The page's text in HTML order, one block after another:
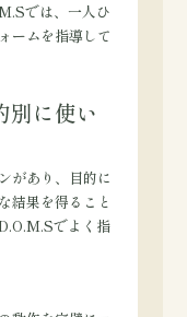
では、一人ひ
ームを指導して
別に使い
があり、目的に
結果を得ること
でよく指